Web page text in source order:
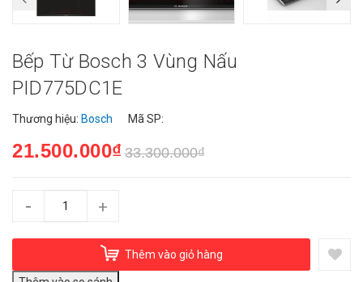
Bếp Từ Bosch 3 Vùng Nấu
PID775DC1E
Thương hiệu: Bosch Mã SP:
21.500.000₫33.300.000₫
- +
Thêm vào giỏ hàng